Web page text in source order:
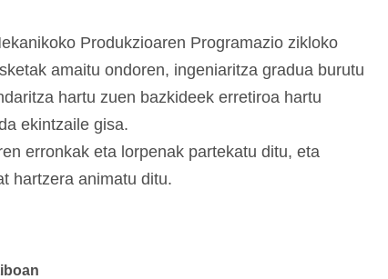
Produkzioaren Programazio zikloko
amaitu ondoren, ingeniaritza gradua burutu
hartu zuen bazkideek erretiroa hartu
ekintzaile gisa.
erronkak eta lorpenak partekatu ditu, eta
hartzera animatu ditu.